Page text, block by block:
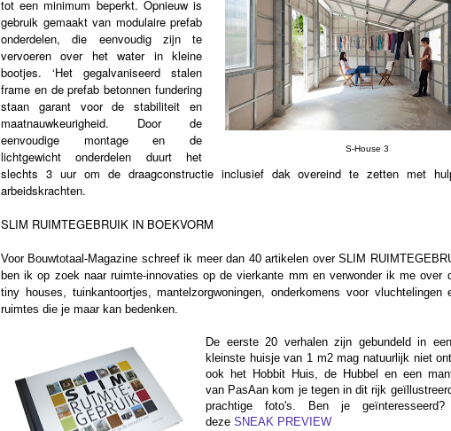
S-House 3
tot een minimum beperkt. Opnieuw is
gebruik gemaakt van modulaire prefab
onderdelen, die eenvoudig zijn te
vervoeren over het water in kleine
bootjes. ‘Het gegalvaniseerd stalen
frame en de prefab betonnen fundering
staan garant voor de stabiliteit en
maatnauwkeurigheid. Door de
eenvoudige montage en de
lichtgewicht onderdelen duurt het
slechts 3 uur om de draagconstructie inclusief dak overeind te zetten met
arbeidskrachten.
SLIM RUIMTEGEBRUIK IN BOEKVORM
Voor Bouwtotaal-Magazine schreef ik meer dan 40 artikelen over SLIM
ben ik op zoek naar ruimte-innovaties op de vierkante mm en verwonder ik me over
tiny houses, tuinkantoortjes, mantelzorgwoningen, onderkomens voor vluchtelingen
ruimtes die je maar kan bedenken.
De eerste 20 verhalen zijn gebundeld in
kleinste huisje van 1 m2 mag natuurlijk niet
ook het Hobbit Huis, de Hubbel en een
van PasAan kom je tegen in dit rijk
prachtige foto's. Ben je
deze SNEAK PREVIEW